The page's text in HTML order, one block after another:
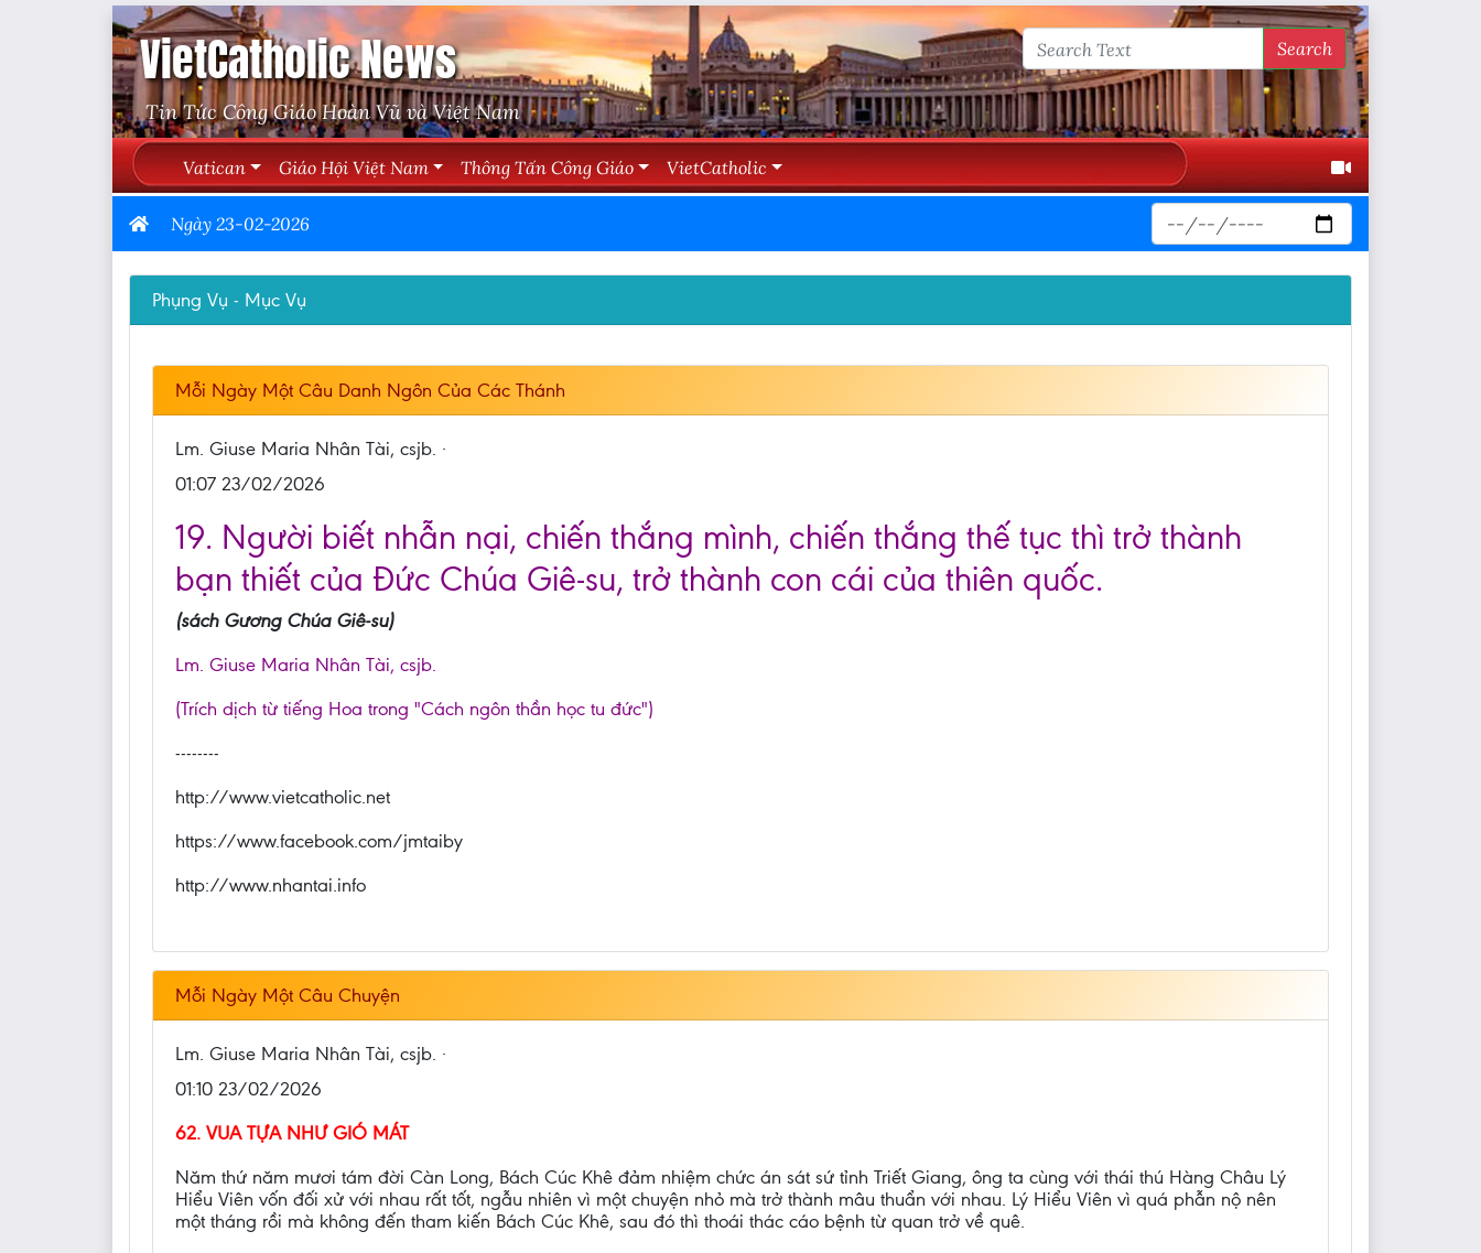
VietCatholic News
Tin Tức Công Giáo Hoàn Vũ và Việt Nam
Search
Vatican Giáo Hội Việt Nam Thông Tấn Công Giáo VietCatholic
Ngày 23-02-2026
Phụng Vụ - Mục Vụ
Mỗi Ngày Một Câu Danh Ngôn Của Các Thánh
Lm. Giuse Maria Nhân Tài, csjb. ·
01:07 23/02/2026
19. Người biết nhẫn nại, chiến thắng mình, chiến thắng thế tục thì trở thành
bạn thiết của Đức Chúa Giê-su, trở thành con cái của thiên quốc.
(sách Gương Chúa Giê-su)
Lm. Giuse Maria Nhân Tài, csjb.
(Trích dịch từ tiếng Hoa trong "Cách ngôn thần học tu đức")
--------
http://www.vietcatholic.net
https://www.facebook.com/jmtaiby
http://www.nhantai.info
Mỗi Ngày Một Câu Chuyện
Lm. Giuse Maria Nhân Tài, csjb. ·
01:10 23/02/2026
62. VUA TỰA NHƯ GIÓ MÁT
Năm thứ năm mươi tám đời Càn Long, Bách Cúc Khê đảm nhiệm chức án sát sứ tỉnh Triết Giang, ông ta cùng với thái thú Hàng Châu Lý
Hiểu Viên vốn đối xử với nhau rất tốt, ngẫu nhiên vì một chuyện nhỏ mà trở thành mâu thuẩn với nhau. Lý Hiểu Viên vì quá phẫn nộ nên
một tháng rồi mà không đến tham kiến Bách Cúc Khê, sau đó thì thoái thác cáo bệnh từ quan trở về quê.